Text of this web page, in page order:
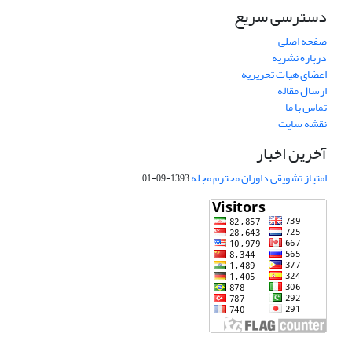
دسترسی سریع
صفحه اصلی
درباره نشریه
اعضای هیات تحریریه
ارسال مقاله
تماس با ما
نقشه سایت
آخرین اخبار
امتیاز تشویقی داوران محترم مجله1393-09-01